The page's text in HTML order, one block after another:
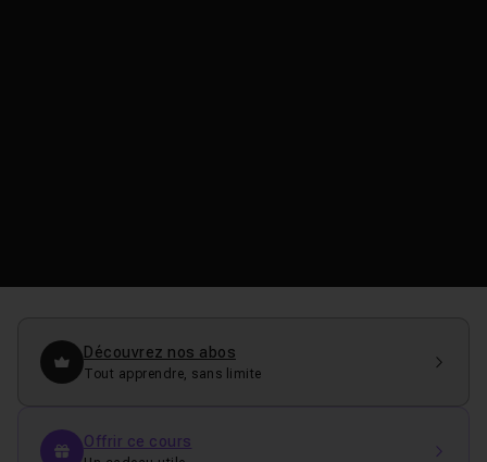
Découvrez nos abos
Tout apprendre, sans limite
Offrir ce cours